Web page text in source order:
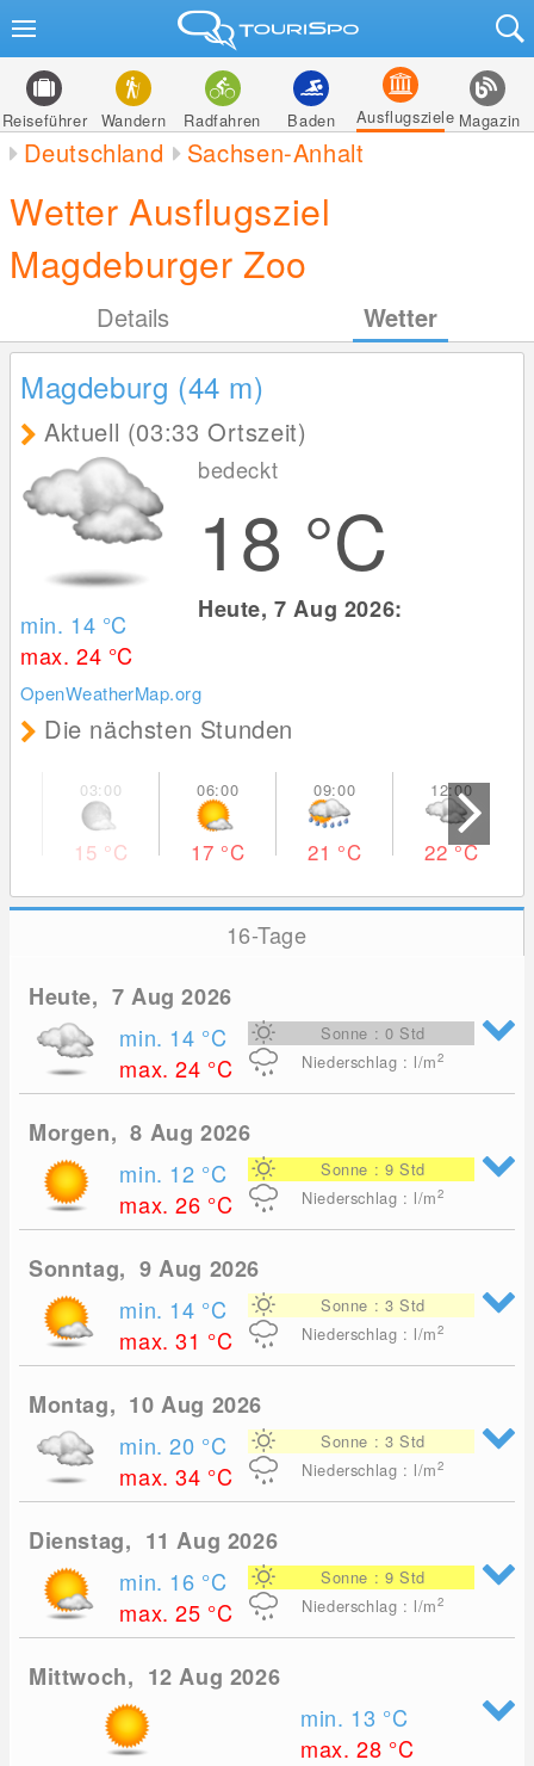
Reiseführer Wandern Radfahren Baden Ausflugsziele Magazin
Deutschland Sachsen-Anhalt
Wetter Ausflugsziel
Magdeburger Zoo
Details Wetter
Magdeburg (44 m)
Aktuell (03:33 Ortszeit)
min. 14 °C
max. 24 °C
OpenWeatherMap.org
bedeckt
18 °C
Heute, 7 Aug 2026:
Die nächsten Stunden
15 °C 17 °C 21 °C 22°C
16-Tage
Heute, 7 Aug 2026
min. 14 °C
max. 24 °C
Sonne : 0 Std
Niederschlag : l/m2
Morgen, 8 Aug 2026
min. 12 °C
max. 26 °C
Sonne : 9 Std
Niederschlag : l/m2
Sonntag, 9 Aug 2026
min. 14 °C
max. 31 °C
Sonne : 3 Std
Niederschlag : l/m2
Montag, 10 Aug 2026
min. 20 °C
max. 34 °C
Sonne : 3 Std
Niederschlag : l/m2
Dienstag, 11 Aug 2026
min. 16 °C
max. 25 °C
Sonne : 9 Std
Niederschlag : l/m2
Mittwoch, 12 Aug 2026
min. 13 °C
max. 28 °C